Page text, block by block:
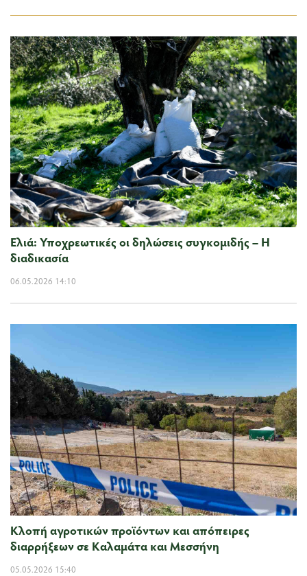
Ελιά: Υποχρεωτικές οι δηλώσεις συγκομιδής – Η
διαδικασία
06.05.2026 14:10
Κλοπή αγροτικών προϊόντων και απόπειρες
διαρρήξεων σε Καλαμάτα και Μεσσήνη
05.05.2026 15:40